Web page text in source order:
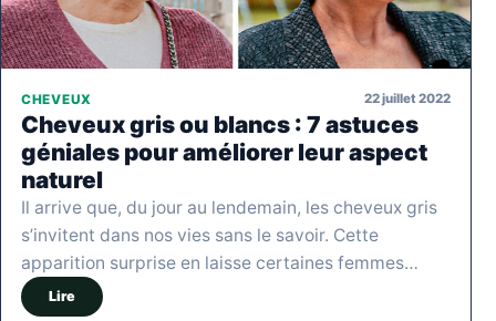
CHEVEUX 22 juillet 2022
Cheveux gris ou blancs : 7 astuces
géniales pour améliorer leur aspect
naturel
Il arrive que, du jour au lendemain, les cheveux gris
s’invitent dans nos vies sans le savoir. Cette
apparition surprise en laisse certaines femmes…
Lire